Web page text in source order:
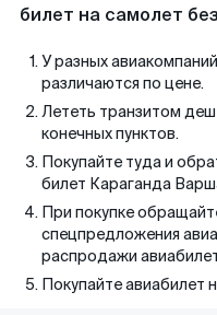
билет на самолет
У разных
различаются по цене.
Лететь транзитом
конечных пунктов.
Покупайте туда и
билет Караганда
При покупке
спецпредложения
распродажи
Покупайте авиабилет